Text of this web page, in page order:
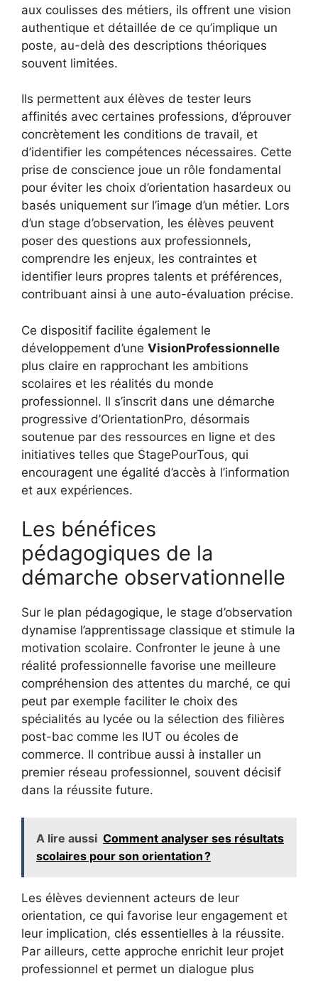
aux coulisses des métiers, ils offrent une vision
authentique et détaillée de ce qu’implique un
poste, au-delà des descriptions théoriques
souvent limitées.
Ils permettent aux élèves de tester leurs
affinités avec certaines professions, d’éprouver
concrètement les conditions de travail, et
d’identifier les compétences nécessaires. Cette
prise de conscience joue un rôle fondamental
pour éviter les choix d’orientation hasardeux ou
basés uniquement sur l’image d’un métier. Lors
d’un stage d’observation, les élèves peuvent
poser des questions aux professionnels,
comprendre les enjeux, les contraintes et
identifier leurs propres talents et préférences,
contribuant ainsi à une auto-évaluation précise.
Ce dispositif facilite également le
développement d’une VisionProfessionnelle
plus claire en rapprochant les ambitions
scolaires et les réalités du monde
professionnel. Il s’inscrit dans une démarche
progressive d’OrientationPro, désormais
soutenue par des ressources en ligne et des
initiatives telles que StagePourTous, qui
encouragent une égalité d’accès à l’information
et aux expériences.
Les bénéfices
pédagogiques de la
démarche observationnelle
Sur le plan pédagogique, le stage d’observation
dynamise l’apprentissage classique et stimule la
motivation scolaire. Confronter le jeune à une
réalité professionnelle favorise une meilleure
compréhension des attentes du marché, ce qui
peut par exemple faciliter le choix des
spécialités au lycée ou la sélection des filières
post-bac comme les IUT ou écoles de
commerce. Il contribue aussi à installer un
premier réseau professionnel, souvent décisif
dans la réussite future.
A lire aussi Comment analyser ses résultats
scolaires pour son orientation ?
Les élèves deviennent acteurs de leur
orientation, ce qui favorise leur engagement et
leur implication, clés essentielles à la réussite.
Par ailleurs, cette approche enrichit leur projet
professionnel et permet un dialogue plus